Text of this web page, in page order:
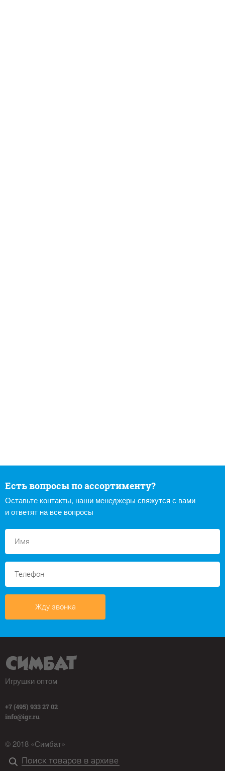
Есть вопросы по ассортименту?
Оставьте контакты, наши менеджеры свяжутся с вами
и ответят на все вопросы
Жду звонка
Игрушки оптом
+7 (495) 933 27 02
info@igr.ru
© 2018 «Симбат»